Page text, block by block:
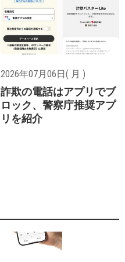
2026年07月06日( 月 )
詐欺の電話はアプリでブ
ロック、警察庁推奨アプ
リを紹介